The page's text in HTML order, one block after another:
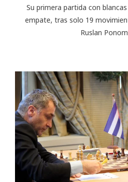
Su primera partida con
empate, tras solo 19
Ruslan